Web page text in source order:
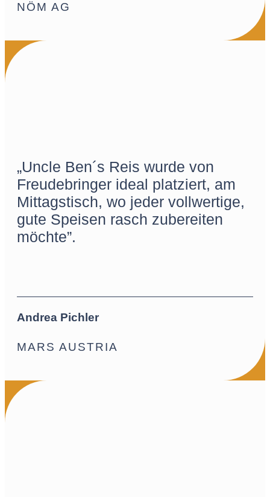
NÖM AG
„Uncle Ben´s Reis wurde von
Freudebringer ideal platziert, am
Mittagstisch, wo jeder vollwertige,
gute Speisen rasch zubereiten
möchte”.
Andrea Pichler
MARS AUSTRIA